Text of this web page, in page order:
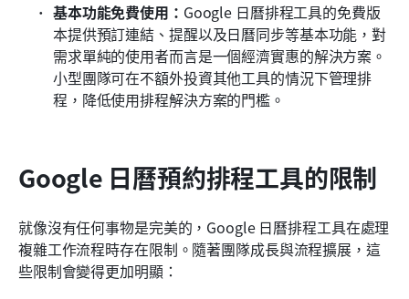
基本功能免費使用： Google 日曆排程工具的免費版
本提供預訂連結、提醒以及日曆同步等基本功能，對
需求單純的使用者而言是一個經濟實惠的解決方案。
小型團隊可在不額外投資其他工具的情況下管理排
程，降低使用排程解決方案的門檻。
Google 日曆預約排程工具的限制
就像沒有任何事物是完美的，Google 日曆排程工具在處理
複雜工作流程時存在限制。隨著團隊成長與流程擴展，這
些限制會變得更加明顯：